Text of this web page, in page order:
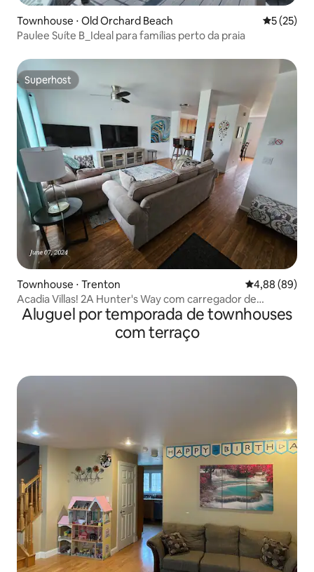
Townhouse ⋅ Old Orchard Beach 5 de uma
5 (25)
Paulee Suíte B_Ideal para famílias perto da praia
Superhost
Superhost
Townhouse ⋅ Trenton 4,88 de uma
4,88 (89)
Acadia Villas! 2A Hunter's Way com carregador de
veículos elétricos!
Aluguel por temporada de townhouses
com terraço